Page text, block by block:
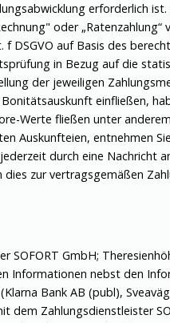
erforderlich
oder „Ratenzahlung“
DSGVO auf Basis des
in Bezug auf die
der jeweiligen
einfließen,
Werte fließen unter
Auskunfteien, entnehmen
durch eine Nachricht
zur vertragsgemäßen
SOFORT GmbH;
Informationen nebst den
Bank AB (publ),
dem Zahlungsdienstleister